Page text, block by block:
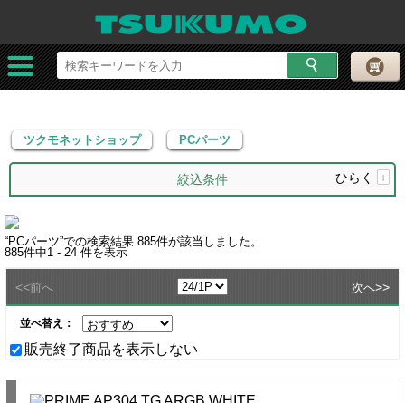
ツクモネットショップ PCパーツ
ツクモネットショップ PCパーツ
絞込条件 ひらく +
“PCパーツ”での検索結果 885件が該当しました。
885件中1 - 24 件を表示
<<前へ 次へ>>
並べ替え：
販売終了商品を表示しない